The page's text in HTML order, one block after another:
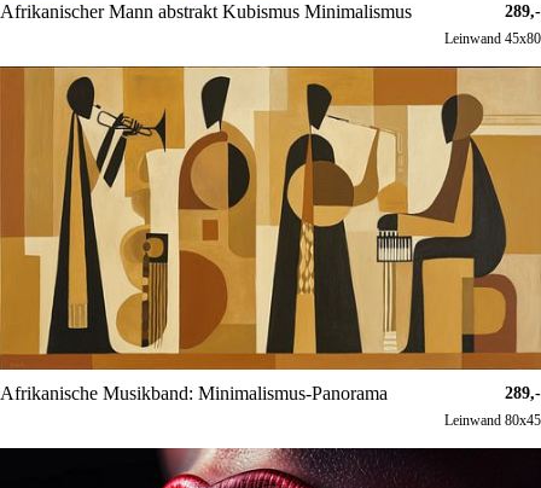
Afrikanischer Mann abstrakt Kubismus Minimalismus 289,-
Leinwand 45x80
Afrikanische Musikband: Minimalismus-Panorama 289,-
Leinwand 80x45